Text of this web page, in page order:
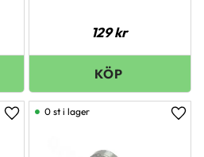
129kr
Lägg till i favoriter
0 st i lager